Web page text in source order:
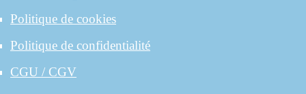
Politique de cookies
Politique de confidentialité
CGU / CGV